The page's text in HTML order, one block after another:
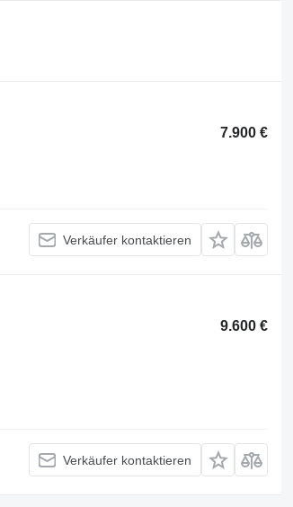
7.900 €
Verkäufer kontaktieren
9.600 €
Verkäufer kontaktieren